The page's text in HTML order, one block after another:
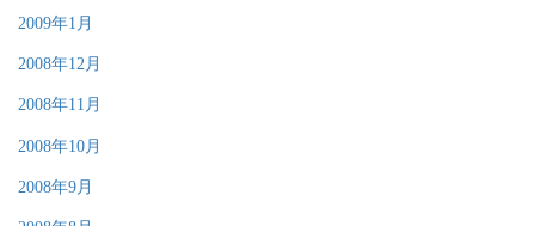
2009年1月
2008年12月
2008年11月
2008年10月
2008年9月